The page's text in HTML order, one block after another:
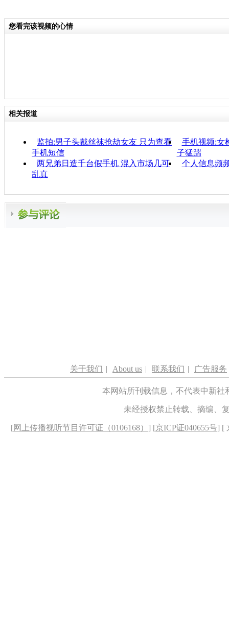
您看完该视频的心情
相关报道
监拍:男子头戴丝袜抢劫女友 只为查看
手机短信
手机视频:女
子猛踹
两兄弟日造千台假手机 混入市场几可
乱真
个人信息频
关于我们 | About us | 联系我们 | 广告服务
本网站所刊载信息，不代表中新
未经授权禁止转载、摘编、
[网上传播视听节目许可证（0106168） ] [京ICP证040655号] [